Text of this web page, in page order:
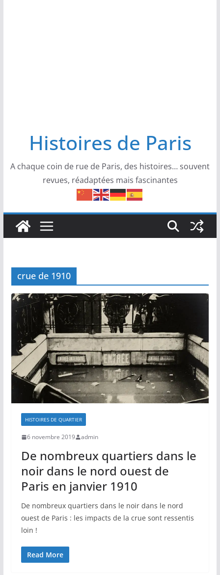
Histoires de Paris
A chaque coin de rue de Paris, des histoires… souvent
revues, réadaptées mais fascinantes
crue de 1910
HISTOIRES DE QUARTIER
6 novembre 2019 admin
De nombreux quartiers dans le
noir dans le nord ouest de
Paris en janvier 1910
De nombreux quartiers dans le noir dans le nord
ouest de Paris : les impacts de la crue sont ressentis
loin !
Read More